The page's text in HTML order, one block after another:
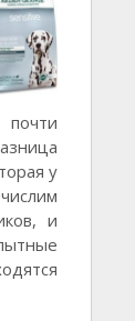
у
и